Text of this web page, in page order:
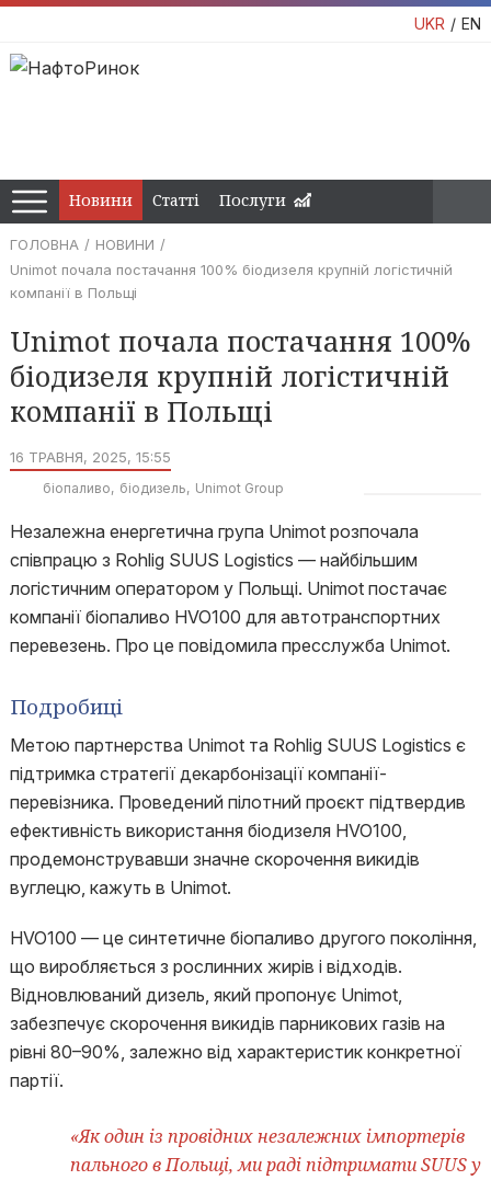
UKR EN
Новини Статті Послуги
ГОЛОВНА
НОВИНИ
Unimot почала постачання 100% біодизеля крупній логістичній
компанії в Польщі
Unimot почала постачання 100%
біодизеля крупній логістичній
компанії в Польщі
16 ТРАВНЯ, 2025, 15:55
біопаливо біодизель Unimot Group
Незалежна енергетична група Unimot розпочала
співпрацю з Rohlig SUUS Logistics — найбільшим
логістичним оператором у Польщі. Unimot постачає
компанії біопаливо HVO100 для автотранспортних
перевезень. Про це повідомила пресслужба Unimot.
Подробиці
Метою партнерства Unimot та Rohlig SUUS Logistics є
підтримка стратегії декарбонізації компанії-
перевізника. Проведений пілотний проєкт підтвердив
ефективність використання біодизеля HVO100,
продемонструвавши значне скорочення викидів
вуглецю, кажуть в Unimot.
HVO100 — це синтетичне біопаливо другого покоління,
що виробляється з рослинних жирів і відходів.
Відновлюваний дизель, який пропонує Unimot,
забезпечує скорочення викидів парникових газів на
рівні 80–90%, залежно від характеристик конкретної
партії.
«Як один із провідних незалежних імпортерів
пального в Польщі, ми раді підтримати SUUS у